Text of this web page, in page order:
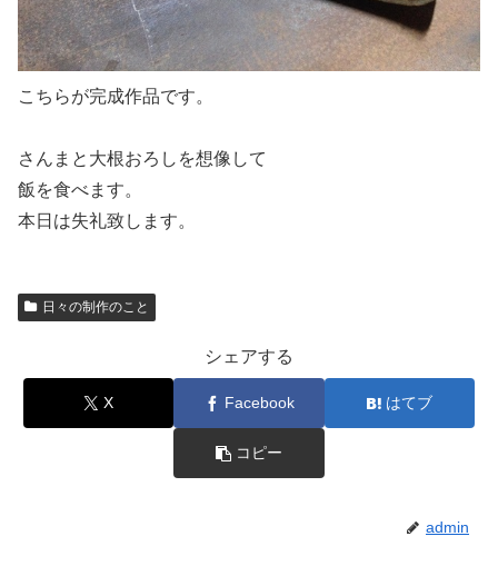
こちらが完成作品です。
さんまと大根おろしを想像して
飯を食べます。
本日は失礼致します。
日々の制作のこと
シェアする
X Facebook はてブ
コピー
admin